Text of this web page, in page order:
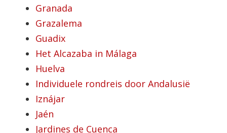
Granada
Grazalema
Guadix
Het Alcazaba in Málaga
Huelva
Individuele rondreis door Andalusië
Iznájar
Jaén
Jardines de Cuenca